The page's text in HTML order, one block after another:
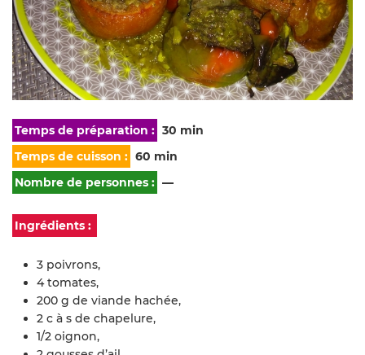
Temps de préparation : 30 min
Temps de cuisson : 60 min
Nombre de personnes : —
Ingrédients :
3 poivrons,
4 tomates,
200 g de viande hachée,
2 c à s de chapelure,
1/2 oignon,